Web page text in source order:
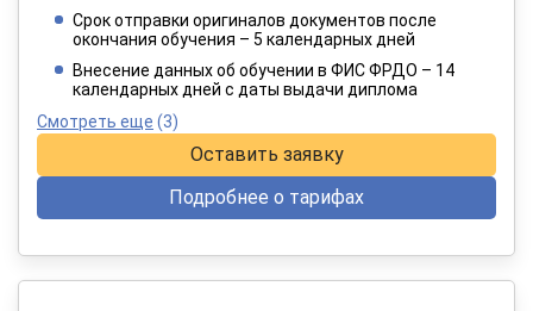
При оплате в рассрочку на 12 месяцев
Срок отправки оригиналов документов после
окончания обучения – 5 календарных дней
Внесение данных об обучении в ФИС ФРДО – 14
календарных дней с даты выдачи диплома
Смотреть еще (3)
Оставить заявку
Подробнее о тарифах